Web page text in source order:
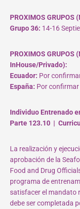
PROXIMOS
Grupo 36: 14-16
PROXIMOS GRUPOS
InHouse/Privado):
Ecuador: Por
España: Por
Individuo Entrenado
Parte 123.10 |
La realización y
aprobación de la
Food and Drug
programa de
satisfacer el mandato
debe ser completada